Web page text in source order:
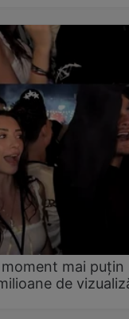
mai puțin
de